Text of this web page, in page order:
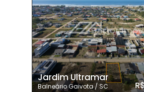
Jardim Ultramar
Balneário Gaivota / SC